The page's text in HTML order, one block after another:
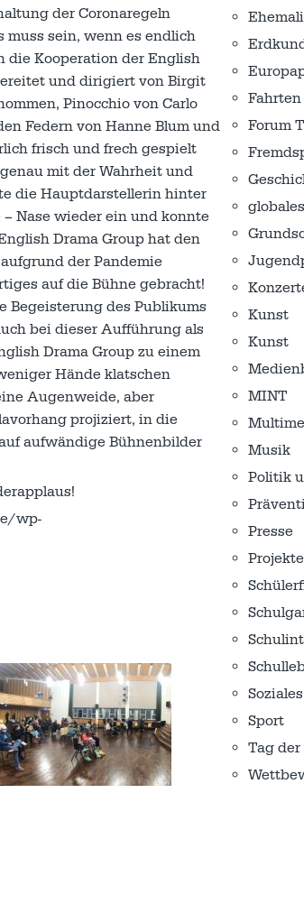
der Coronaregeln
muss sein, wenn es endlich
die Kooperation der English
und dirigiert von Birgit
Pinocchio von Carlo
Federn von Hanne Blum und
frisch und frech gespielt
mit der Wahrheit und
die Hauptdarstellerin hinter
Nase wieder ein und konnte
Drama Group hat den
der Pandemie
auf die Bühne gebracht!
Begeisterung des Publikums
bei dieser Aufführung als
Drama Group zu einem
Hände klatschen
Augenweide, aber
projiziert, in die
aufwändige Bühnenbilder
wp-
Fahrten
Forum
Kunst
Kunst
MINT
Musik
Politik
Presse
Projekte
Sport
Tag